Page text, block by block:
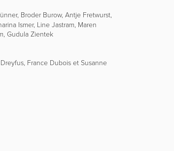
Broder Burow, Antje Fretwurst,
Ismer, Line Jastram, Maren
Gudula Zientek
France Dubois et Susanne